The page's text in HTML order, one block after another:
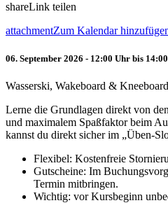
shareLink teilen
attachmentZum Kalendar
06. September 2026 - 12:00 Uhr bis
Wasserski, Wakeboard &
Lerne die Grundlagen direkt von
und maximalem Spaßfaktor beim
kannst du direkt sicher im „Üben-
Flexibel: Kostenfreie
Gutscheine: Im
Termin mitbringen.
Wichtig: vor Kursbeginn